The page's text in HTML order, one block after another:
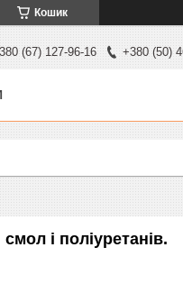
Кошик
(67) 127-96-16 +380 (50)
і поліуретанів.